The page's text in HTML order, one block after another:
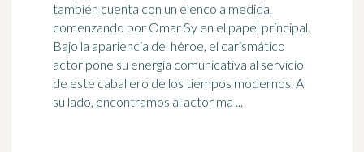
también cuenta con un elenco a medida,
comenzando por Omar Sy en el papel principal.
Bajo la apariencia del héroe, el carismático
actor pone su energía comunicativa al servicio
de este caballero de los tiempos modernos. A
su lado, encontramos al actor ma ...